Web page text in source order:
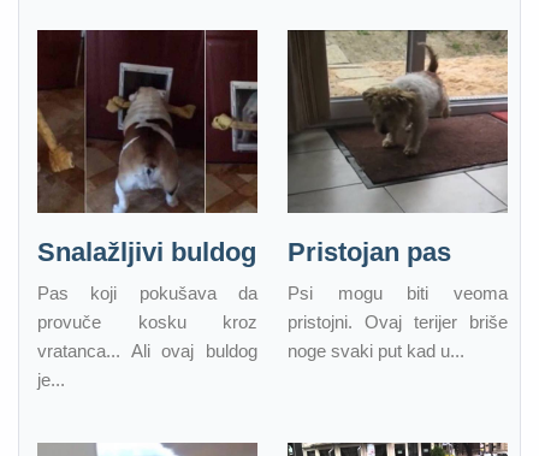
Snalažljivi buldog
Pas koji pokušava da
provuče kosku kroz
vratanca... Ali ovaj buldog
je...
Pristojan pas
Psi mogu biti veoma
pristojni. Ovaj terijer briše
noge svaki put kad u...